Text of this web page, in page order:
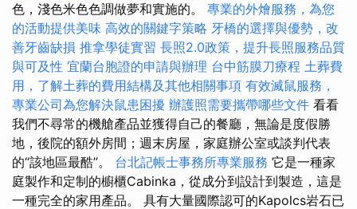
色，淺色米色色調做夢和實施的。 專業的外燴服務，為您
的活動提供美味 高效的關鍵字策略 牙橋的選擇與優勢，改
善牙齒缺損 推拿學徒實習 長照2.0政策，提升長照服務品質
與可及性 宜蘭台胞證的申請與辦理 台中筋膜刀療程 土葬費
用，了解土葬的費用結構及其他相關事項 有效滅鼠服務，
專業公司為您解決鼠患困擾 辦護照需要攜帶哪些文件 看看
我們不尋常的機艙產品並獲得自己的餐廳，無論是度假勝
地，後院的額外房間；週末房屋，家庭辦公室或談判代表
的“該地區最酷”。 台北記帳士事務所專業服務 它是一種家
庭製作和定制的櫥櫃Cabinka，從成分到設計到製造，這是
一種完全的家用產品。 具有大量國際認可的Kapolcs岩石已